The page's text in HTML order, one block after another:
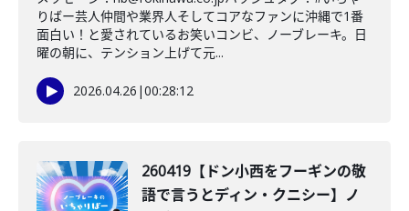
りばー芸人仲間や業界人そしてコアなファンに沖縄で1番
面白い！と愛されているお笑いコンビ、ノーブレーキ。日
曜の朝に、テンション上げて元...
2026.04.26 |00:28:12
260419【ドン小西をフーギンの敬
語で言うとディン・クニシー】ノ